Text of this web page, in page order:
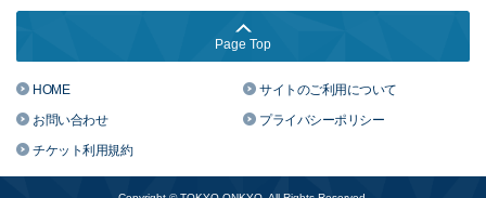
Page Top
HOME
サイトのご利用について
お問い合わせ
プライバシーポリシー
チケット利用規約